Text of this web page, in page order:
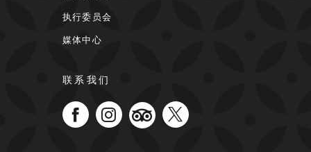
执行委员会
媒体中心
联系我们